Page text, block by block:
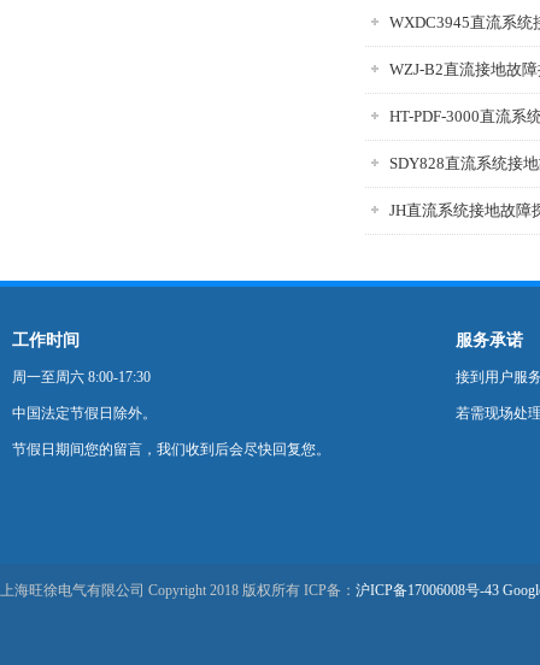
WXDC3945直流系统
WZJ-B2直流接地故
HT-PDF-3000直流系
SDY828直流系统接
JH直流系统接地故障
工作时间
周一至周六 8:00-17:30
中国法定节假日除外。
节假日期间您的留言，我们收到后会尽快回复您。
服务承诺
接到用户服
若需现场处
上海旺徐电气有限公司 Copyright 2018 版权所有 ICP备： 沪ICP备17006008号-43